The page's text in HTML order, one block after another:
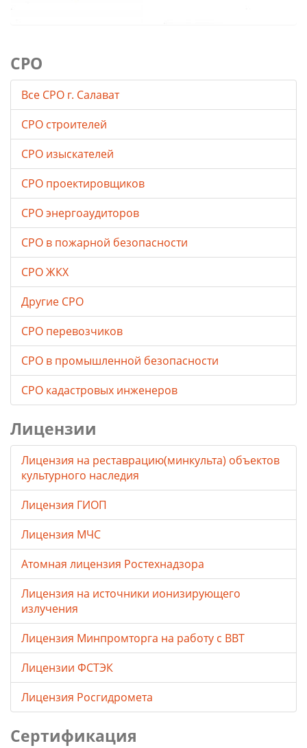
СРО
Все СРО г. Салават
СРО строителей
СРО изыскателей
СРО проектировщиков
СРО энергоаудиторов
СРО в пожарной безопасности
СРО ЖКХ
Другие СРО
СРО перевозчиков
СРО в промышленной безопасности
СРО кадастровых инженеров
Лицензии
Лицензия на реставрацию(минкульта) объектов
культурного наследия
Лицензия ГИОП
Лицензия МЧС
Атомная лицензия Ростехнадзора
Лицензия на источники ионизирующего
излучения
Лицензия Минпромторга на работу с ВВТ
Лицензии ФСТЭК
Лицензия Росгидромета
Сертификация